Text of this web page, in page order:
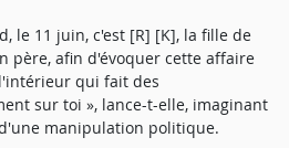
le 11 juin, c'est [R] [K], la fille de
père, afin d'évoquer cette affaire
qui fait des
sur toi », lance-t-elle, imaginant
manipulation politique.